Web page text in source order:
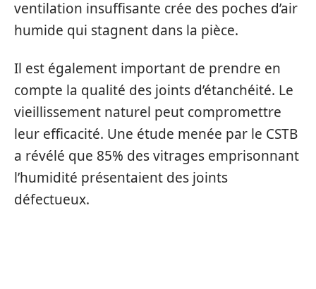
ventilation insuffisante crée des poches d’air
humide qui stagnent dans la pièce.
Il est également important de prendre en
compte la qualité des joints d’étanchéité. Le
vieillissement naturel peut compromettre
leur efficacité. Une étude menée par le CSTB
a révélé que 85% des vitrages emprisonnant
l’humidité présentaient des joints
défectueux.